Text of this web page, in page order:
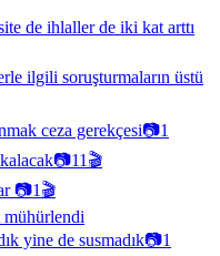
de ihlaller de iki kat arttı
ilgili soruşturmaların üstü
ceza gerekçesi📷1
📷11 🎬
📷1 🎬
yine de susmadık📷1